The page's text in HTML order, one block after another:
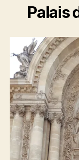
Palais